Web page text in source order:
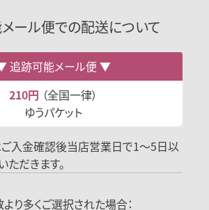
ール便での配送について
追跡可能メール便
210円 （全国一律）
ゆうパケット
入金確認後当店営業日で1～5日以
だきます。
り多くご選択された場合：